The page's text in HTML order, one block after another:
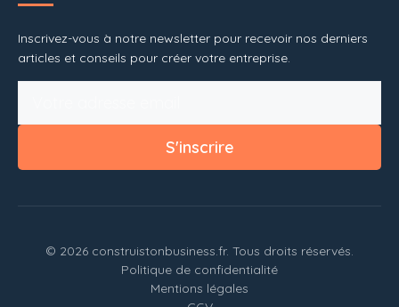
Inscrivez-vous à notre newsletter pour recevoir nos derniers
articles et conseils pour créer votre entreprise.
S'inscrire
© 2026 construistonbusiness.fr. Tous droits réservés.
Politique de confidentialité
Mentions légales